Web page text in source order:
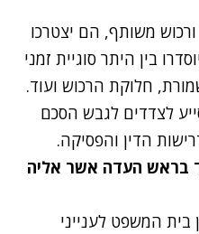
משותף, הם יצטרכו
בין היתר סוגיית זמני
חלוקת הרכוש ועוד.
לצדדים לגבש הסכם
הדין והפסיקה.
בראש העדה אשר אליה
בית המשפט לענייני